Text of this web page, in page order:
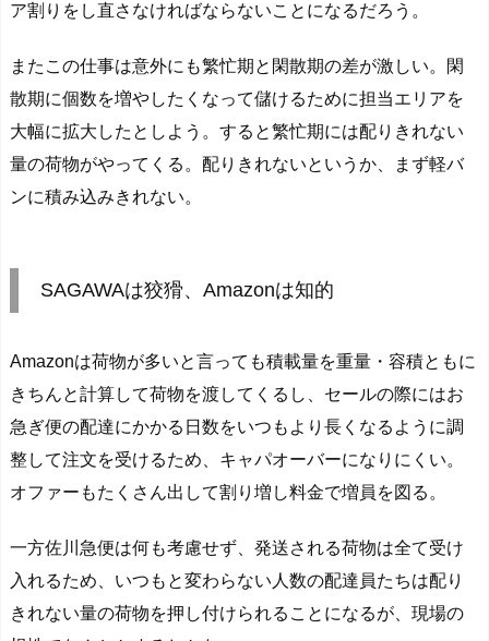
ア割りをし直さなければならないことになるだろう。
またこの仕事は意外にも繁忙期と閑散期の差が激しい。閑
散期に個数を増やしたくなって儲けるために担当エリアを
大幅に拡大したとしよう。すると繁忙期には配りきれない
量の荷物がやってくる。配りきれないというか、まず軽バ
ンに積み込みきれない。
SAGAWAは狡猾、Amazonは知的
Amazonは荷物が多いと言っても積載量を重量・容積ともに
きちんと計算して荷物を渡してくるし、セールの際にはお
急ぎ便の配達にかかる日数をいつもより長くなるように調
整して注文を受けるため、キャパオーバーになりにくい。
オファーもたくさん出して割り増し料金で増員を図る。
一方佐川急便は何も考慮せず、発送される荷物は全て受け
入れるため、いつもと変わらない人数の配達員たちは配り
きれない量の荷物を押し付けられることになるが、現場の